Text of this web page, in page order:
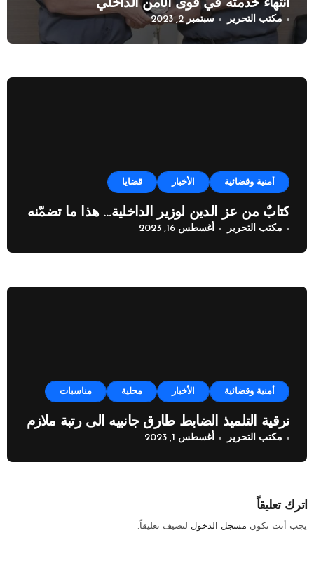
انتهاء خدمته في قوى الأمن الداخلي
مكتب التحرير سبتمبر 2, 2023
أمنية وقضائية الأخبار قضايا
كتابٌ من عز الدين لوزير الداخلية… هذا ما تضمّنه
مكتب التحرير أغسطس 16, 2023
أمنية وقضائية الأخبار محلية مناسبات
ترقية التلميذ الضابط طارق جانبيه الى رتبة ملازم
مكتب التحرير أغسطس 1, 2023
اترك تعليقاً
يجب أنت تكون مسجل الدخول لتضيف تعليقاً.